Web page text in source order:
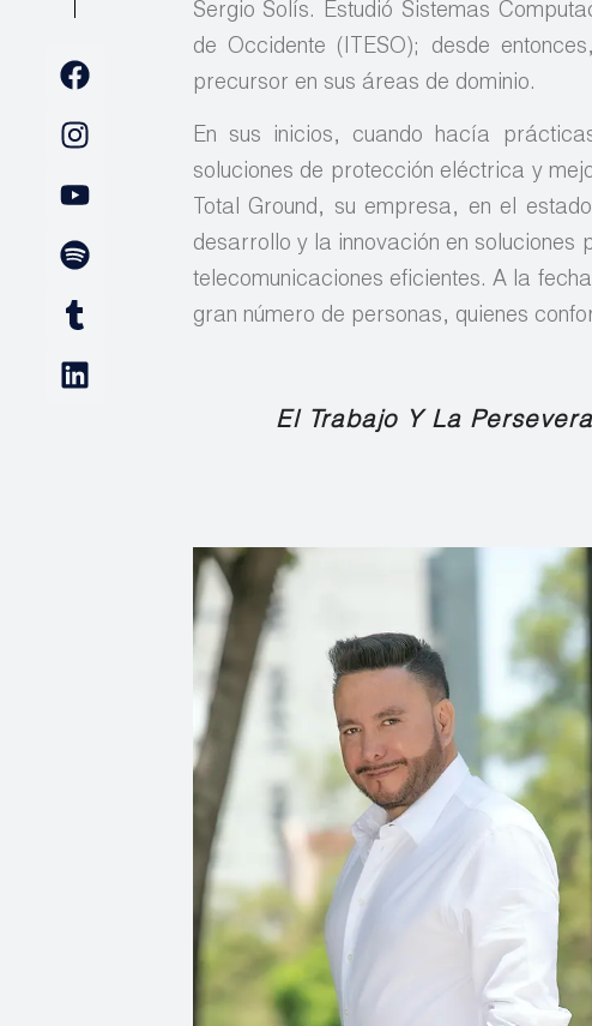
Sergio Solís. Estudió Sistemas
de Occidente (ITESO); desde
precursor en sus áreas de dominio.
En sus inicios, cuando hacía
soluciones de protección eléctrica y
Total Ground, su empresa, en el
desarrollo y la innovación en
telecomunicaciones eficientes. A la
gran número de personas, quienes
El Trabajo Y La